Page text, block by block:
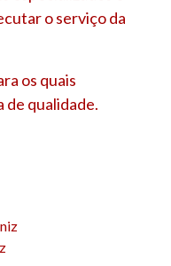
o serviço da
os quais
de qualidade.